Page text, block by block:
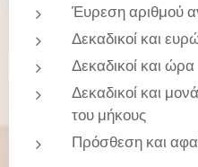
Έυρεση αριθμού
Δεκαδικοί και
Δεκαδικοί και ώρα
Δεκαδικοί και
του μήκους
Πρόσθεση και